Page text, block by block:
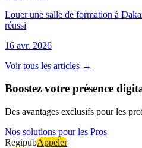
Louer une salle de formation à
réussi
16 avr. 2026
Voir tous les articles →
Boostez votre présence
Des avantages exclusifs pour les
Nos solutions pour les Pros
RegipubAppeler